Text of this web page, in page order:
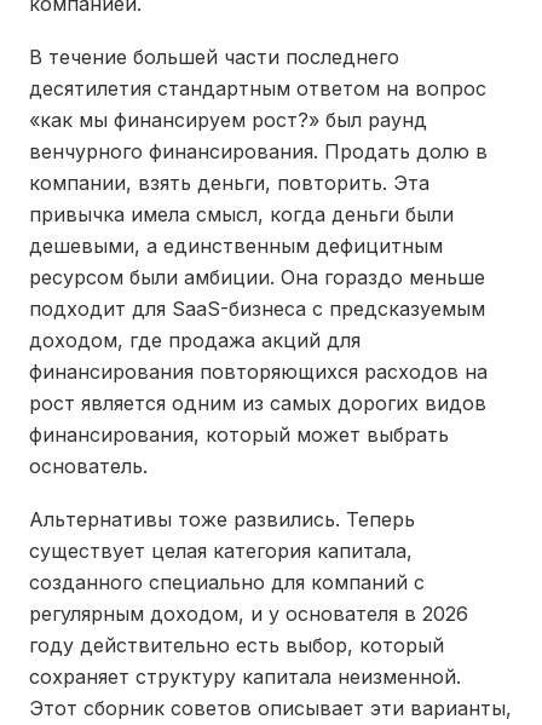
В течение большей части последнего
десятилетия стандартным ответом на вопрос
«как мы финансируем рост?» был раунд
венчурного финансирования. Продать долю в
компании, взять деньги, повторить. Эта
привычка имела смысл, когда деньги были
дешевыми, а единственным дефицитным
ресурсом были амбиции. Она гораздо меньше
подходит для SaaS-бизнеса с предсказуемым
доходом, где продажа акций для
финансирования повторяющихся расходов на
рост является одним из самых дорогих видов
финансирования, который может выбрать
основатель.
Альтернативы тоже развились. Теперь
существует целая категория капитала,
созданного специально для компаний с
регулярным доходом, и у основателя в 2026
году действительно есть выбор, который
сохраняет структуру капитала неизменной.
Этот сборник советов описывает эти варианты,